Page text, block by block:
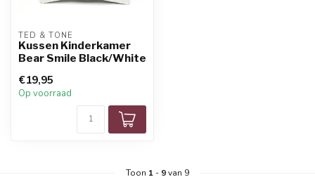
TED & TONE
Kussen Kinderkamer
Bear Smile Black/White
€19,95
Op voorraad
Toon 1 - 9van 9